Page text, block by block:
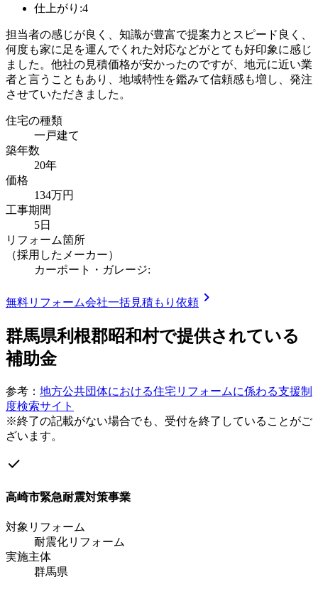
仕上がり:4
担当者の感じが良く、知識が豊富で提案力とスピード良く、
何度も家に足を運んでくれた対応などがとても好印象に感じ
ました。他社の見積価格が安かったのですが、地元に近い業
者と言うこともあり、地域特性を鑑みて信頼感も増し、発注
させていただきました。
住宅の種類
一戸建て
築年数
20年
価格
134万円
工事期間
5日
リフォーム箇所
（採用したメーカー）
カーポート・ガレージ:
無料リフォーム会社一括見積もり依頼 chevron_right
群馬県利根郡昭和村で提供されている
補助金
参考： 地方公共団体における住宅リフォームに係わる支援制
度検索サイト
※終了の記載がない場合でも、受付を終了していることがご
ざいます。
check
高崎市緊急耐震対策事業
対象リフォーム
耐震化リフォーム
実施主体
群馬県